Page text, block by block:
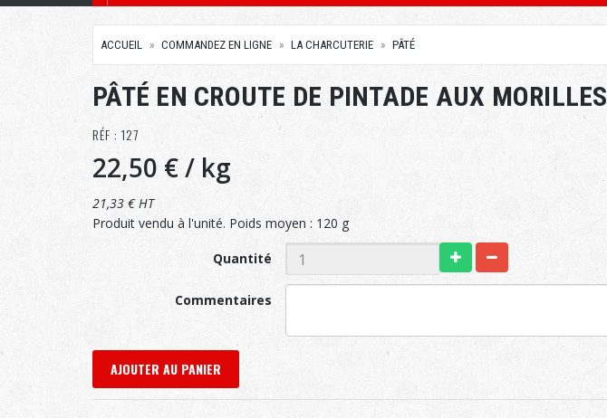
ACCUEIL COMMANDEZ EN LIGNE LA CHARCUTERIE PÂTÉ
PÂTÉ EN CROUTE DE PINTADE AUX MORILLES
RÉF : 127
22,50 €/ kg
21,33 € HT
Produit vendu à l'unité. Poids moyen : 120 g
Quantité
Commentaires
AJOUTER AU PANIER